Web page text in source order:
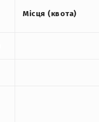
Місця (квота)